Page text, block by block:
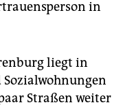
in
liegt in
Straßen weiter